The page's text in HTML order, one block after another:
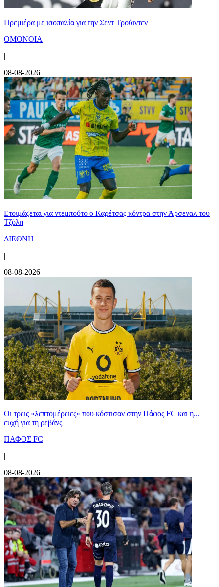
Πρεμιέρα με ισοπαλία για την Σεντ Τρούιντεν
ΟΜΟΝΟΙΑ
|
08-08-2026
Ετοιμάζεται για ντεμπούτο ο Καρέτσας κόντρα στην Άρσεναλ του
Τζόλη
ΔΙΕΘΝΗ
|
08-08-2026
Οι τρεις «λεπτομέρειες» που κόστισαν στην Πάφος FC και η...
ευχή για τη ρεβάνς
ΠΑΦΟΣ FC
|
08-08-2026